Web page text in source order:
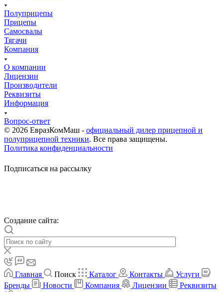
Полуприцепы
Прицепы
Самосвалы
Тягачи
Компания
О компании
Лицензии
Производители
Реквизиты
Информация
Вопрос-ответ
© 2026 ЕвразКомМаш - официальный дилер прицепной и
полуприцепной техники. Все права защищены.
Политика конфиденциальности
Подписаться на рассылку
Cоздание сайта:
Главная Поиск Каталог Контакты
Услуги
Бренды
Новости Компания Лицензии
Реквизиты